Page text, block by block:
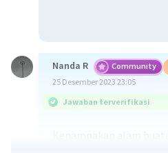
Nanda R Community
25 Desember 2023 23:05
Jawaban terverifikasi